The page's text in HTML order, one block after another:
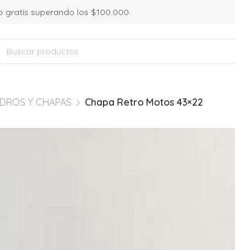
gratís superando los $100.000
Y CHAPAS Chapa Retro Motos 43×22